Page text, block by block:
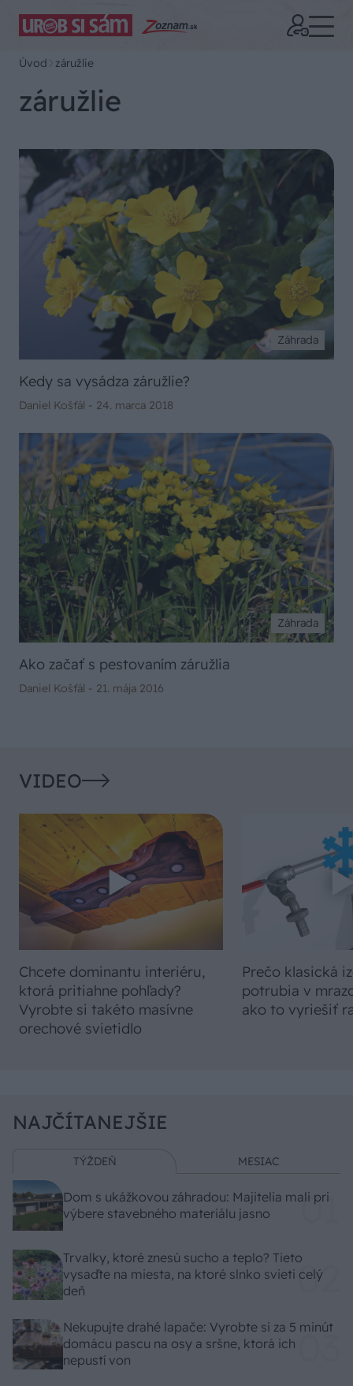
Úvod záružlie
záružlie
Záhrada
Kedy sa vysádza záružlie?
Daniel Košťál - 24. marca 2018
Záhrada
Ako začať s pestovaním záružlia
Daniel Košťál - 21. mája 2016
VIDEO
Chcete dominantu interiéru,
ktorá pritiahne pohľady?
Vyrobte si takéto masívne
orechové svietidlo
Prečo klasická
potrubia v
ako to vyriešiť
NAJČÍTANEJŠIE
TÝŽDEŇ MESIAC
Dom s ukážkovou záhradou: Majitelia mali pri
výbere stavebného materiálu jasno
Trvalky, ktoré znesú sucho a teplo? Tieto
vysaďte na miesta, na ktoré slnko svieti celý
deň
Nekupujte drahé lapače: Vyrobte si za 5 minút
domácu pascu na osy a sršne, ktorá ich
nepustí von